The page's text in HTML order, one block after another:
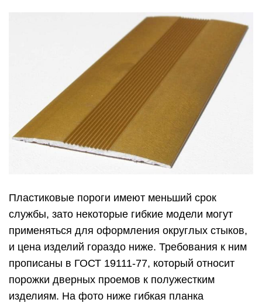
Пластиковые пороги имеют меньший срок
службы, зато некоторые гибкие модели могут
применяться для оформления округлых стыков,
и цена изделий гораздо ниже. Требования к ним
прописаны в ГОСТ 19111-77, который относит
порожки дверных проемов к полужестким
изделиям. На фото ниже гибкая планка